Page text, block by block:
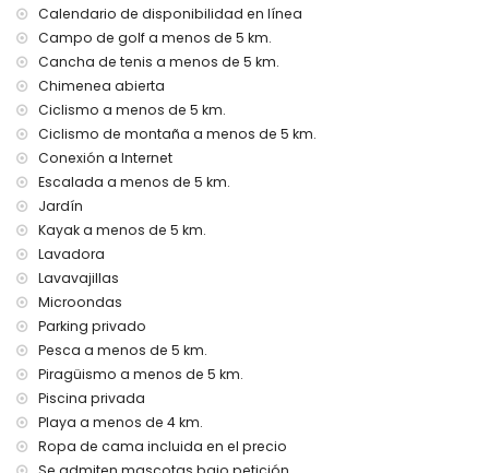
El alojamiento es muy adecuado para familias con niños
Instalaciones y servicios incluidos en el precio del alquiler
de la villa
internet (WiFi)
ropa de cama y toallas
servicio de recepción y servicio de emergencia 24 horas
con aire acondicionado
cama extra y cama/cuna para niños (bajo demanda)
Entretenimiento y actividades de ocio para sus vacaciones
en Jávea, Costa Blanca
discoteca, bar y paseo marítimo (Paseo Marítimo) (a
menos de 5 kilómetros de la casa)
Lugares de interés y cultura en Jávea, Costa Blanca
museo (Histórico de Jávea, Jávea), iglesia (Virgen de
Loreto, Puerto, Jávea), ruina (Molinos de Viento, Jávea),
monumento (Pueblo de Jávea, Jávea), edificio
Calendario de disponibilidad en línea
Campo de golf a menos de 5 km.
Cancha de tenis a menos de 5 km.
Chimenea abierta
Ciclismo a menos de 5 km.
Ciclismo de montaña a menos de 5 km.
Conexión a Internet
Escalada a menos de 5 km.
Jardín
Kayak a menos de 5 km.
Lavadora
Lavavajillas
Microondas
Parking privado
Pesca a menos de 5 km.
Piragüismo a menos de 5 km.
Piscina privada
Playa a menos de 4 km.
Ropa de cama incluida en el precio